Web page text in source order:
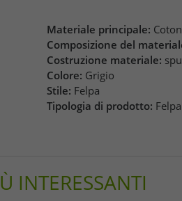
Materiale principale:
Composizione del
Costruzione materiale:
Colore: Grigio
Stile: Felpa
Tipologia di prodotto: Felpa
INTERESSANTI